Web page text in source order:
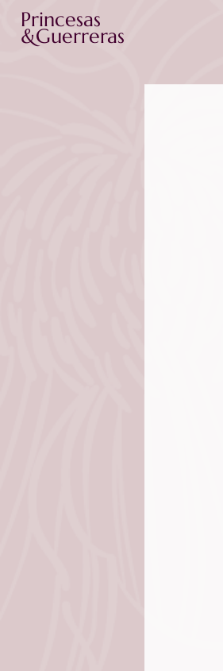
Princesas
&Guerreras